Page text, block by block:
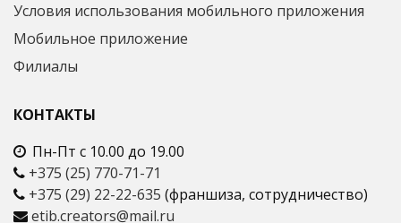
Условия использования мобильного приложения
Мобильное приложение
Филиалы
КОНТАКТЫ
Пн-Пт с 10.00 до 19.00
+375 (25) 770-71-71
+375 (29) 22-22-635 (франшиза, сотрудничество)
etib.creators@mail.ru